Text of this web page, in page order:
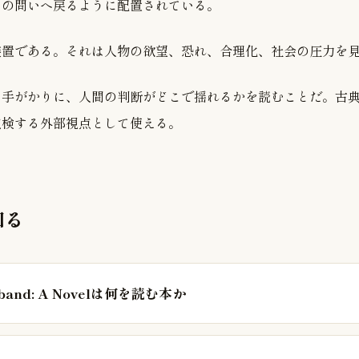
問いへ戻るように配置されている。
である。それは人物の欲望、恐れ、合理化、社会の圧力を
がかりに、人間の判断がどこで揺れるかを読むことだ。古
する外部視点として使える。
A Novelは何を読む本か